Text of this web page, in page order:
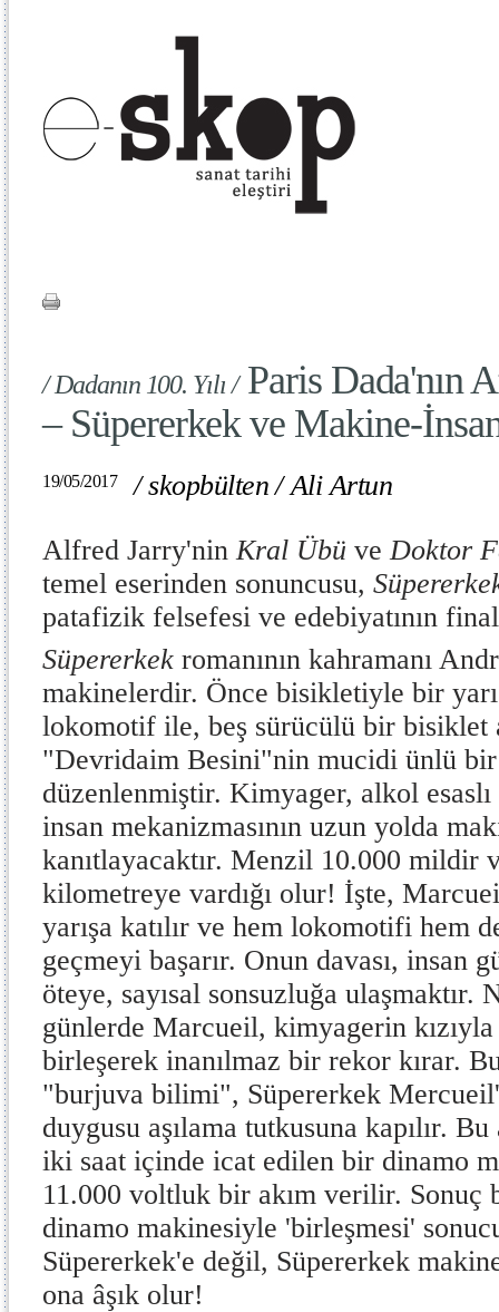
/ Dadanın 100. Yılı /Paris Dada'nın
– Süpererkek ve Makine-
19/05/2017 /skopbülten /Ali Artun
Alfred Jarry'ninKral Übü veDoktor
temel eserinden sonuncusu,
patafizik felsefesi ve edebiyatının
Süpererkek romanının kahramanı
makinelerdir. Önce bisikletiyle bir
lokomotif ile, beş sürücülü bir bisiklet
"Devridaim Besini"nin mucidi ünlü bir
düzenlenmiştir. Kimyager, alkol
insan mekanizmasının uzun yolda
kanıtlayacaktır. Menzil 10.000 mildir
kilometreye vardığı olur! İşte,
yarışa katılır ve hem lokomotifi hem
geçmeyi başarır. Onun davası, insan
öteye, sayısal sonsuzluğa
günlerde Marcueil, kimyagerin kızıyla
birleşerek inanılmaz bir rekor kırar.
"burjuva bilimi", Süpererkek
duygusu aşılama tutkusuna kapılır.
iki saat içinde icat edilen bir dinamo
11.000 voltluk bir akım verilir. Sonuç
dinamo makinesiyle 'birleşmesi'
Süpererkek'e değil, Süpererkek
ona âşık olur!